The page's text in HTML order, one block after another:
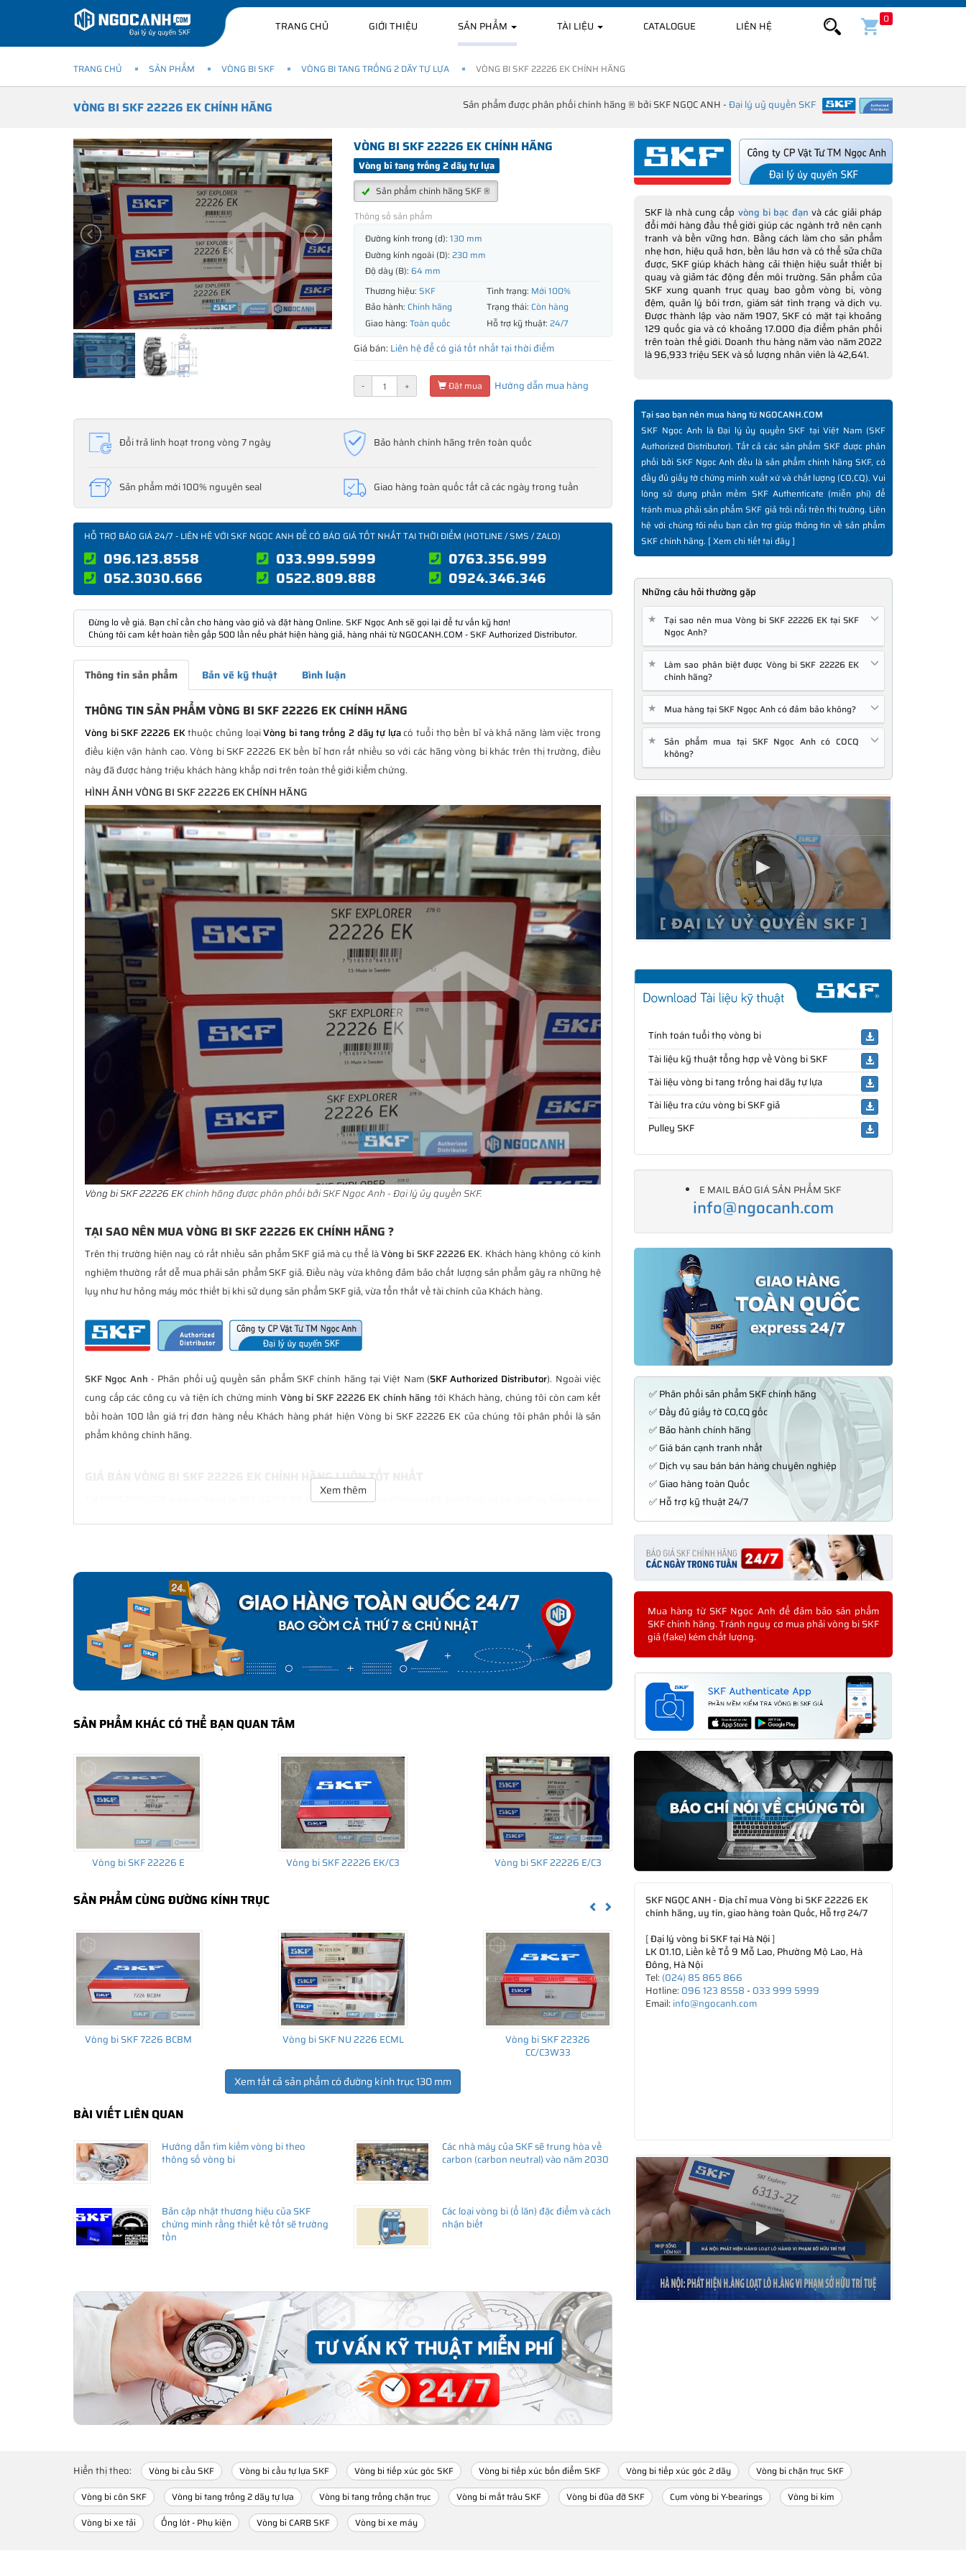
TRANG CHỦ GIỚI THIỆU SẢN PHẨM TÀI LIỆU CATALOGUE LIÊN HỆ
0
TRANG CHỦ SẢN PHẨM VÒNG BI SKF VÒNG BI TANG TRỐNG 2 DÃY TỰ LỰA VÒNG BI SKF 22226 EK CHÍNH HÃNG
VÒNG BI SKF 22226 EK CHÍNH HÃNG Sản phẩm được phân phối chính hãng ® bởi SKF NGỌC ANH -Đại lý uỷ quyền SKF
VÒNG BI SKF 22226 EK CHÍNH HÃNG
Vòng bi tang trống 2 dãy tự lựa
Sản phẩm chính hãng SKF ®
Thông số sản phẩm
Đường kính trong (d): 130 mm
Đường kính ngoài (D): 230 mm
Độ dày (B): 64 mm
Thương hiệu: SKF Tình trạng: Mới 100%
Bảo hành: Chính hãng Trạng thái: Còn hàng
Giao hàng: Toàn quốc Hỗ trợ kỹ thuật: 24/7
Giá bán: Liên hệ để có giá tốt nhất tại thời điểm
- + Đặt mua Hướng dẫn mua hàng
Đổi trả linh hoạt trong vòng 7 ngày Bảo hành chính hãng trên toàn quốc
Sản phẩm mới 100% nguyên seal Giao hàng toàn quốc tất cả các ngày trong tuần
HỖ TRỢ BÁO GIÁ 24/7 - LIÊN HỆ VỚI SKF NGỌC ANH ĐỂ CÓ BÁO GIÁ TỐT NHẤT TẠI THỜI ĐIỂM (HOTLINE / SMS / ZALO)
096.123.8558 033.999.5999
0763.356.999
052.3030.666
0522.809.888 0924.346.346
Đừng lo về giá. Bạn chỉ cần cho hàng vào giỏ và đặt hàng Online. SKF Ngọc Anh sẽ gọi lại để tư vấn kỹ hơn!
Chúng tôi cam kết hoàn tiền gấp 500 lần nếu phát hiện hàng giả, hàng nhái từ NGOCANH.COM - SKF Authorized Distributor.
Thông tin sản phẩm Bản vẽ kỹ thuật Bình luận
THÔNG TIN SẢN PHẨM VÒNG BI SKF 22226 EK CHÍNH HÃNG
Vòng bi SKF 22226 EKthuộc chủng loạiVòng bi tang trống 2 dãy tự lựacó tuổi thọ bền bỉ và khả năng làm việc trong
điều kiện vận hành cao. Vòng bi SKF 22226 EK bền bỉ hơn rất nhiều so với các hãng vòng bi khác trên thị trường, điều
này đã được hàng triệu khách hàng khắp nơi trên toàn thế giới kiểm chứng.
HÌNH ẢNH VÒNG BI SKF 22226 EK CHÍNH HÃNG
Vòng bi SKF 22226 EKchính hãng được phân phối bởi SKF Ngọc Anh - Đại lý ủy quyền SKF.
TẠI SAO NÊN MUA VÒNG BI SKF 22226 EK CHÍNH HÃNG ?
Trên thị trường hiện nay có rất nhiều sản phẩm SKF giả mà cụ thể làVòng bi SKF 22226 EK. Khách hàng không có kinh
nghiệm thường rất dễ mua phải sản phẩm SKF giả. Điều này vừa không đảm bảo chất lượng sản phẩm gây ra những hệ
lụy như hư hỏng máy móc thiết bị khi sử dụng sản phẩm SKF giả, vừa tổn thất về tài chính của Khách hàng.
SKF Ngọc Anh - Phân phối uỷ quyền sản phẩm SKF chính hãng tại Việt Nam (SKF Authorized Distributor). Ngoài việc
cung cấp các công cụ và tiện ích chứng minh Vòng bi SKF 22226 EK chính hãng tới Khách hàng, chúng tôi còn cam kết
bồi hoàn 100 lần giá trị đơn hàng nếu Khách hàng phát hiện Vòng bi SKF 22226 EK của chúng tôi phân phối là sản
phẩm không chính hãng.
GIÁ BÁN VÒNG BI SKF 22226 EK CHÍNH HÃNG LUÔN TỐT NHẤT
giá bán Vòng bi SKF 22226 EK luôn là tốt nhất với nhiều ưu đãi kèm theo và các dịch vụ hẫu mãi sau
CHẾ ĐỘ BẢO HÀNH VÒNG BI SKF 22226 EK CHÍNH HÃNG
Tất cả các sản phẩm SKF chính hãng doSKF Ngọc Anhphân phối đều được bảo hành chính hãng theo đúng tiêu chuẩn
bảo hành của nhà sản xuất.
CÁCH NHẬN BIẾT VÀ PHÂN BIỆT VÒNG BI SKF 22226 EK CHÍNH HÃNG
Mua hàng tại các đại lý ủy quyền của SKF để yên tâm về nguồn gốc của sản phẩm. Ngoài ra bạn cũng có thể tự kiểm tra
✅ Những cách phân biệt vòng bi SKF giả bằng mắt thường
✅Cảnh báo của chuyên gia SKF về vòng bi SKF giả
•Vòng bi SKF chính hãng, Những lưu ý cơ bản trước khi mua hàng
•Xuất xứ vòng bi SKF chính hãng ở đâu?
•
Xem thêm
SẢN PHẨM KHÁC CÓ THỂ BẠN QUAN TÂM
Vòng bi SKF 22226 E Vòng bi SKF 22226 EK/C3 Vòng bi SKF 22226 E/C3
SẢN PHẨM CÙNG ĐƯỜNG KÍNH TRỤC Previous
Vòng bi SKF 7226 BCBM Vòng bi SKF NU 2226 ECML
Vòng bi SKF 22326
CC/C3W33
Xem tất cả sản phẩm có đường kính trục 130 mm
BÀI VIẾT LIÊN QUAN
Hướng dẫn tìm kiếm vòng bi theo
thông số vòng bi
Các nhà máy của SKF sẽ trung hòa về
carbon (carbon neutral) vào năm 2030
Bản cập nhật thương hiệu của SKF
chứng minh rằng thiết kế tốt sẽ trường
tồn
Các loại vòng bi (ổ lăn) đặc điểm và cách
nhận biết
SKF là nhà cung cấp vòng bi bạc đạn và các giải pháp
đổi mới hàng đầu thế giới giúp các ngành trở nên cạnh
tranh và bền vững hơn. Bằng cách làm cho sản phẩm
nhẹ hơn, hiệu quả hơn, bền lâu hơn và có thể sửa chữa
được, SKF giúp khách hàng cải thiện hiệu suất thiết bị
quay và giảm tác động đến môi trường. Sản phẩm của
SKF xung quanh trục quay bao gồm vòng bi, vòng
đệm, quản lý bôi trơn, giám sát tình trạng và dịch vụ.
Được thành lập vào năm 1907, SKF có mặt tại khoảng
129 quốc gia và có khoảng 17.000 địa điểm phân phối
trên toàn thế giới. Doanh thu hàng năm vào năm 2022
là 96,933 triệu SEK và số lượng nhân viên là 42,641.
Tại sao bạn nên mua hàng từ NGOCANH.COM
SKF Ngọc Anh là Đại lý ủy quyền SKF tại Việt Nam (SKF
Authorized Distributor). Tất cả các sản phẩm SKF được phân
phối bởi SKF Ngọc Anh đều là sản phẩm chính hãng SKF, có
đầy đủ giấy tờ chứng minh xuất xứ và chất lượng (CO,CQ). Vui
lòng sử dụng phần mềm SKF Authenticate (miễn phí) để
tránh mua phải sản phẩm SKF giả trôi nổi trên thị trường. Liên
hệ với chúng tôi nếu bạn cần trợ giúp thông tin về sản phẩm
SKF chính hãng. [Xem chi tiết tại đây]
Những câu hỏi thường gặp
★
Tại sao nên mua Vòng bi SKF 22226 EK tại SKF
Ngọc Anh?
★
Làm sao phân biệt được Vòng bi SKF 22226 EK
chính hãng?
★ Mua hàng tại SKF Ngọc Anh có đảm bảo không?
★
Sản phẩm mua tại SKF Ngọc Anh có COCQ
không?
Tính toán tuổi thọ vòng bi
Tài liệu kỹ thuật tổng hợp về Vòng bi SKF
Tài liệu vòng bi tang trống hai dãy tự lựa
Tài liệu tra cứu vòng bi SKF giả
Pulley SKF
E MAIL BÁO GIÁ SẢN PHẨM SKF
info@ngocanh.com
✅ Phân phối sản phẩm SKF chính hãng
✅ Đầy đủ giấy tờ CO,CQ gốc
✅ Bảo hành chính hãng
✅ Giá bán cạnh tranh nhất
✅ Dịch vụ sau bán bán hàng chuyên nghiệp
✅ Giao hàng toàn Quốc
✅ Hỗ trợ kỹ thuật 24/7
Mua hàng từ SKF Ngọc Anh để đảm bảo sản phẩm
SKF chính hãng. Tránh nguy cơ mua phải vòng bi SKF
giả (fake) kém chất lượng.
SKF NGỌC ANH - Địa chỉ mua Vòng bi SKF 22226 EK
chính hãng, uy tín, giao hàng toàn Quốc, Hỗ trợ 24/7
[Đại lý vòng bi SKF tại Hà Nội]
LK 01.10, Liền kề Tổ 9 Mỗ Lao, Phường Mộ Lao, Hà
Đông, Hà Nội
Tel: (024) 85 865 866
Hotline: 096 123 8558- 033 999 5999
Email: info@ngocanh.com
Hiển thị theo: Vòng bi cầu SKF Vòng bi cầu tự lựa SKF Vòng bi tiếp xúc góc SKF Vòng bi tiếp xúc bốn điểm SKF Vòng bi tiếp xúc góc 2 dãy
Vòng bi chặn trục SKF
Vòng bi côn SKF
Vòng bi tang trống 2 dãy tự lựa Vòng bi tang trống chặn trục Vòng bi mắt trâu SKF Vòng bi đũa đỡ SKF Cụm vòng bi Y-bearings
Vòng bi kim
Vòng bi xe tải
Ống lót - Phụ kiện Vòng bi CARB SKF Vòng bi xe máy